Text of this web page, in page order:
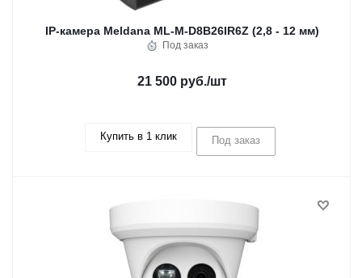
IP-камера Meldana ML-M-D8B26IR6Z (2,8 - 12 мм)
Под заказ
21 500 руб./шт
Купить в 1 клик Под заказ